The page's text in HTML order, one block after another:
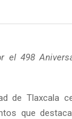
el 498
de Tlaxcala
que